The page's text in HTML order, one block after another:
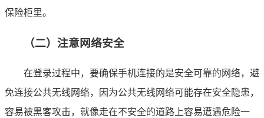
保险柜里。
（二）注意网络安全
在登录过程中，要确保手机连接的是安全可靠的网络，避
免连接公共无线网络，因为公共无线网络可能存在安全隐患，
容易被黑客攻击，就像走在不安全的道路上容易遭遇危险一